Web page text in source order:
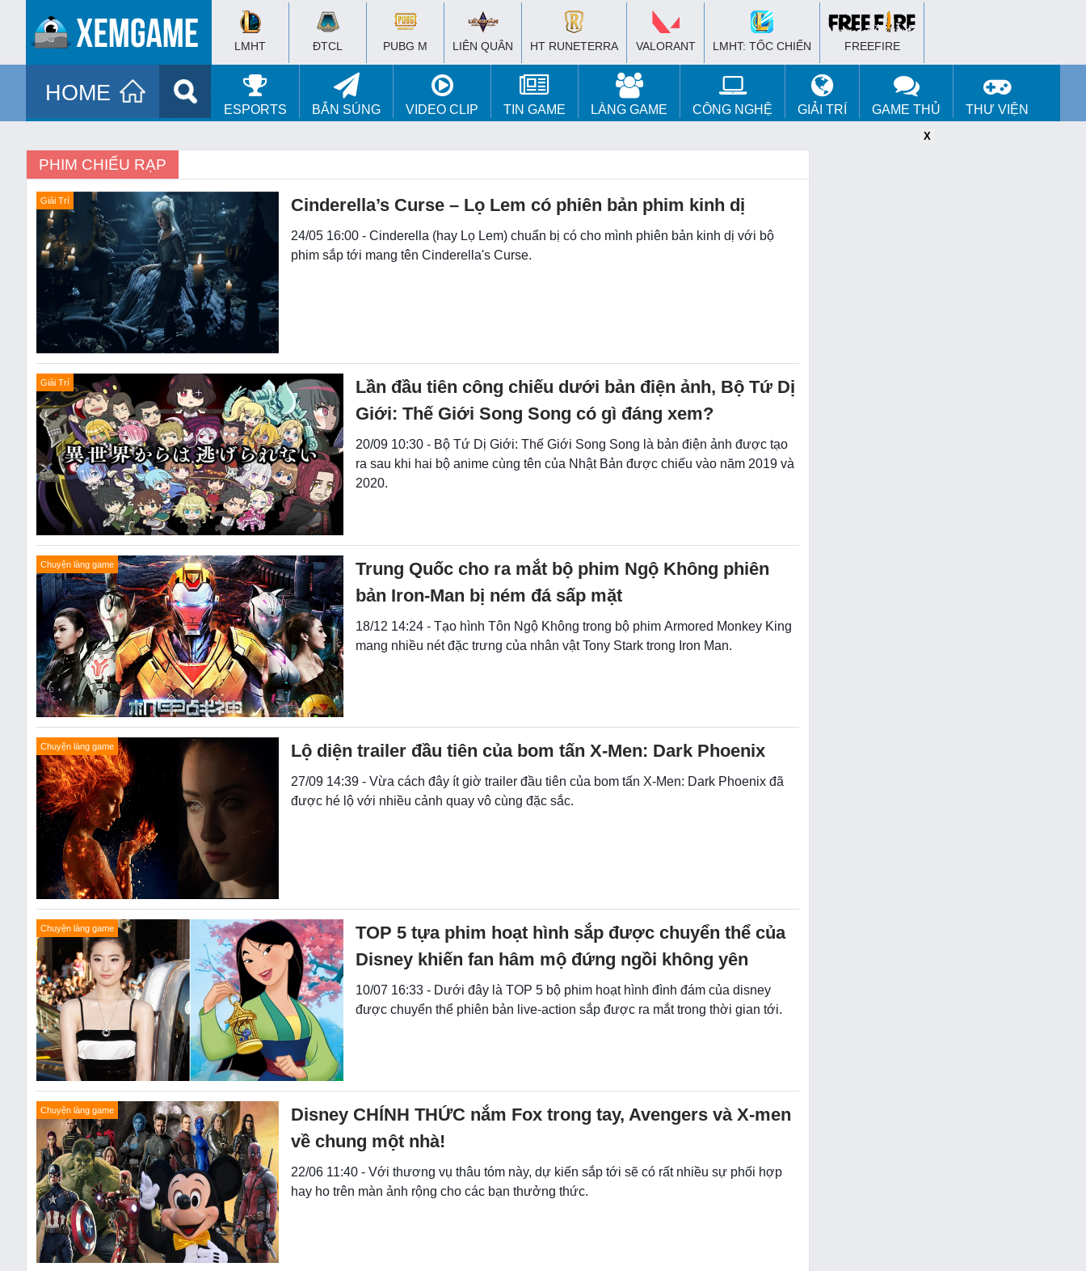
LMHT ĐTCL PUBG M LIÊN QUÂN HT RUNETERRA VALORANT LMHT: TỐC CHIẾN FREEFIRE
HOME
ESPORTS BẮN SÚNG VIDEO CLIP TIN GAME LÀNG GAME CÔNG NGHỆ GIẢI TRÍ GAME THỦ THƯ VIỆN
X
PHIM CHIẾU RẠP
Giải Trí Cinderella’s Curse – Lọ Lem có phiên bản phim kinh dị
24/05 16:00 - Cinderella (hay Lọ Lem) chuẩn bị có cho mình phiên bản kinh dị với bộ
phim sắp tới mang tên Cinderella's Curse.
Giải Trí
Lần đầu tiên công chiếu dưới bản điện ảnh, Bộ Tứ Dị
Giới: Thế Giới Song Song có gì đáng xem?
20/09 10:30 - Bộ Tứ Dị Giới: Thế Giới Song Song là bản điện ảnh được tạo
ra sau khi hai bộ anime cùng tên của Nhật Bản được chiếu vào năm 2019 và
2020.
Chuyện làng game
Trung Quốc cho ra mắt bộ phim Ngộ Không phiên
bản Iron-Man bị ném đá sấp mặt
18/12 14:24 - Tạo hình Tôn Ngộ Không trong bộ phim Armored Monkey King
mang nhiều nét đặc trưng của nhân vật Tony Stark trong Iron Man.
Chuyện làng game Lộ diện trailer đầu tiên của bom tấn X-Men: Dark Phoenix
27/09 14:39 - Vừa cách đây ít giờ trailer đầu tiên của bom tấn X-Men: Dark Phoenix đã
được hé lộ với nhiều cảnh quay vô cùng đặc sắc.
Chuyện làng game
TOP 5 tựa phim hoạt hình sắp được chuyển thể của
Disney khiến fan hâm mộ đứng ngồi không yên
10/07 16:33 - Dưới đây là TOP 5 bộ phim hoạt hình đình đám của disney
được chuyển thể phiên bản live-action sắp được ra mắt trong thời gian tới.
Chuyện làng game
Disney CHÍNH THỨC nắm Fox trong tay, Avengers và X-men
về chung một nhà!
22/06 11:40 - Với thương vụ thâu tóm này, dự kiến sắp tới sẽ có rất nhiều sự phối hợp
hay ho trên màn ảnh rộng cho các bạn thưởng thức.